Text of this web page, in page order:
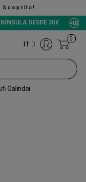
Scoprilo!
DESDE 30€
IT
0
Galindoi